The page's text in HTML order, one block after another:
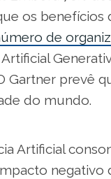
os benefícios
de
Gartner prevê
do mundo.
Artificial
negativo